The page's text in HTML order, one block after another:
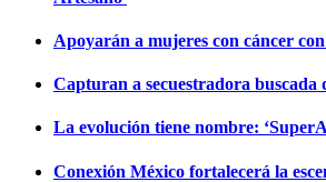
Apoyarán a mujeres con cáncer
Capturan a secuestradora buscada
La evolución tiene nombre:
Conexión México fortalecerá la